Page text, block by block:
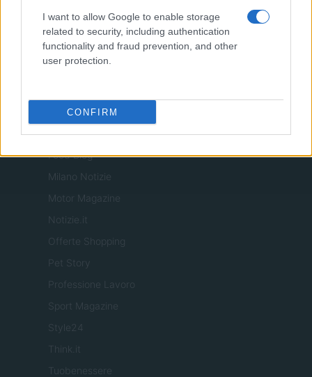
I want to allow Google to enable storage
related to security, including authentication
functionality and fraud prevention, and other
user protection.
CONFIRM
ITALIA
Cineverse Magazine
Donne Magazine
Food Blog
Milano Notizie
Motor Magazine
Notizie.it
Offerte Shopping
Pet Story
Professione Lavoro
Sport Magazine
Style24
Think.it
Tuobenessere